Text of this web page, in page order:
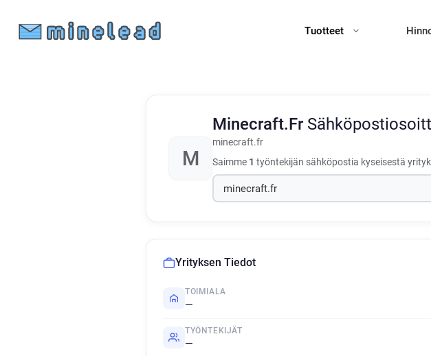
Tuotteet
M
Minecraft.Fr
minecraft.fr
Saimme 1 työntekijän sähköpostia kyseisestä
Yrityksen Tiedot
TOIMIALA
—
TYÖNTEKIJÄT
—